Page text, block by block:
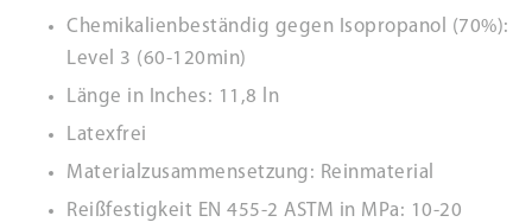
Chemikalienbeständig gegen Isopropanol (70%):
Level 3 (60-120min)
Länge in Inches: 11,8 ln
Latexfrei
Materialzusammensetzung: Reinmaterial
Reißfestigkeit EN 455-2 ASTM in MPa: 10-20